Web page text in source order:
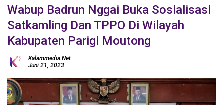
Wabup Badrun Nggai Buka Sosialisasi
Satkamling Dan TPPO Di Wilayah
Kabupaten Parigi Moutong
Kalammedia.net
Juni 21, 2023